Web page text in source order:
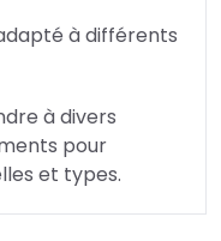
à différents
à divers
pour
et types.